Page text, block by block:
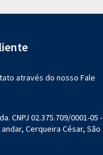
através do nosso Fale
CNPJ 02.375.709/0001-05 -
Cerqueira César, São